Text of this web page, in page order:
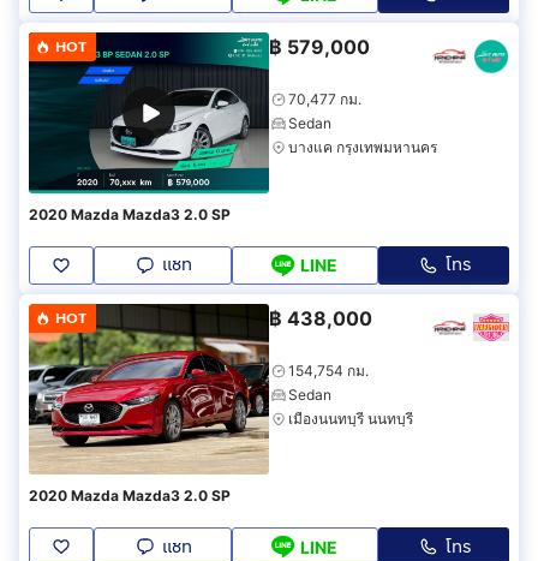
HOT ฿ 579,000
70,477 กม.
Sedan
บางแค กรุงเทพมหานคร
2020 Mazda Mazda3 2.0 SP
แชท LINE โทร
HOT ฿ 438,000
154,754 กม.
Sedan
เมืองนนทบุรี นนทบุรี
2020 Mazda Mazda3 2.0 SP
แชท LINE โทร